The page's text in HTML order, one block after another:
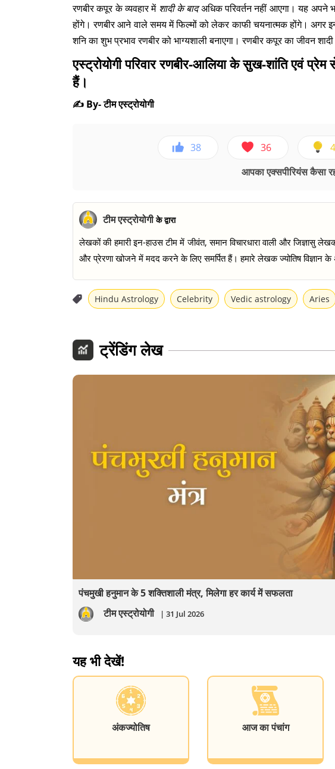
रणबीर कपूर के व्यवहार में शादी के बादअधिक परिवर्तन नहीं आएगा। यह अपने
होंगे। रणबीर आने वाले समय में फिल्मों को लेकर काफी चयनात्मक होंगे। अगर
शनि का शुभ प्रभाव रणबीर को भाग्यशाली बनाएगा। रणबीर कपूर का जीवन
एस्ट्रोयोगी परिवार रणबीर-आलिया के सुख-शांति एवं
हैं।
✍️ By- टीम एस्ट्रोयोगी
38 36
आपका एक्सपीरियंस कैसा
टीम एस्ट्रोयोगीके द्वारा
लेखकों की हमारी इन-हाउस टीम में जीवंत, समान विचारधारा वाली और जिज्ञासु
और प्रेरणा खोजने में मदद करने के लिए समर्पित हैं। हमारे लेखक ज्योतिष विज्ञान के
Hindu Astrology Celebrity Vedic astrology Aries
ट्रेंडिंग लेख
पंचमुखी हनुमान के 5 शक्तिशाली मंत्र, मिलेगा हर कार्य में सफलता
टीम एस्ट्रोयोगी
| 31 Jul 2026
यह भी देखें!
अंकज्योतिष आज का पंचांग